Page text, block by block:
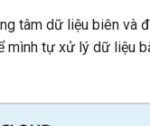
tâm dữ liệu biên và
mình tự xử lý dữ liệu